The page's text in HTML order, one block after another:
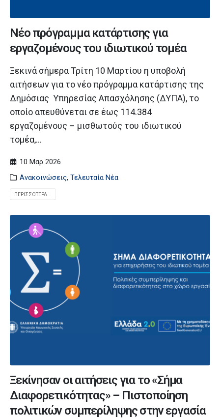
Νέο πρόγραμμα κατάρτισης για
εργαζομένους του ιδιωτικού τομέα
Ξεκινά σήμερα Τρίτη 10 Μαρτίου η υποβολή
αιτήσεων για το νέο πρόγραμμα κατάρτισης της
Δημόσιας Υπηρεσίας Απασχόλησης (ΔΥΠΑ), το
οποίο απευθύνεται σε έως 114.384
εργαζομένους – μισθωτούς του ιδιωτικού
τομέα,...
10 Μαρ 2026
Ανακοινώσεις,Τελευταία Νέα
ΠΕΡΙΣΣΌΤΕΡΑ...
Ξεκίνησαν οι αιτήσεις για το «Σήμα
Διαφορετικότητας» – Πιστοποίηση
πολιτικών συμπερίληψης στην εργασία